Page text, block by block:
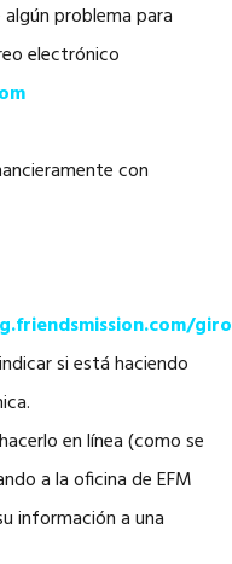
problema para
electrónico
con
si está haciendo
en línea (como se
a la oficina de EFM
información a una